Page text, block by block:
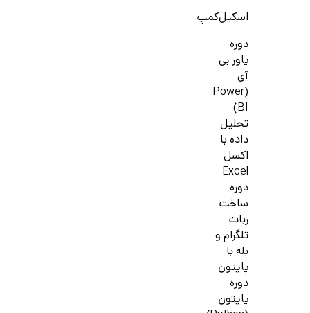
اسکیل‌کمپ
دوره
پاور بی
آی
(Power
BI)
تحلیل
داده با
اکسل
Excel
دوره
ساخت
ربات
تلگرام و
بله با
پایتون
دوره
پایتون